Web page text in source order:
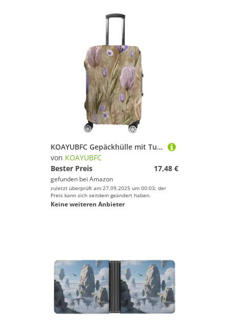
KOAYUBFC Gepäckhülle mit Tulpen und Wildblumen, TSA-geprüft, elastisch, waschbar, Anzughüllen, kratzfest, Reisegepäck, Koffer-Schutz, passend für, Tulpen und Wildblumen, XL, Kofferhülle
von KOAYUBFC
Bester Preis
17,48 €
gefunden bei Amazon
zuletzt überprüft am 27.09.2025 um 00:03; der
Preis kann sich seitdem geändert haben.
Keine weiteren Anbieter